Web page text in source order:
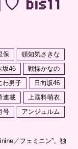
保
頓知気さきな
坂46
戦慄かなの
わ男子
日向坂46
連載
上國料萌衣
号
アンジュルム
／フェミニン”。独